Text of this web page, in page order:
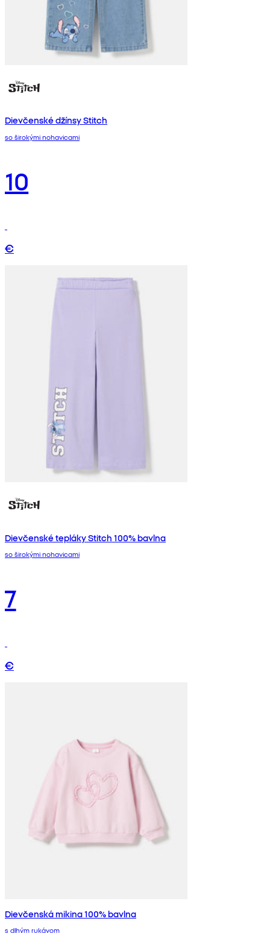
Dievčenské džínsy Stitch
so širokými nohavicami
10
€
Dievčenské tepláky Stitch 100% bavlna
so širokými nohavicami
7
€
Dievčenská mikina 100% bavlna
s dlhým rukávom